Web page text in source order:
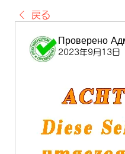
戻る
Проверено
2023年9月13日